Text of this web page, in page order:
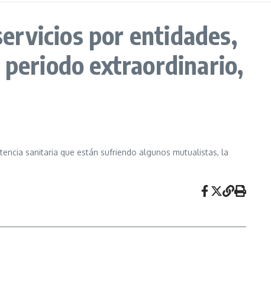
por entidades,
extraordinario,
sanitaria que están sufriendo algunos mutualistas, la